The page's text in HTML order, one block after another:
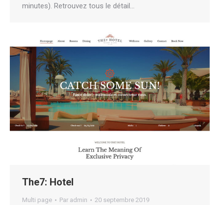
minutes). Retrouvez tous le détail…
The7: Hotel
Multi page Par admin 20 septembre 2019